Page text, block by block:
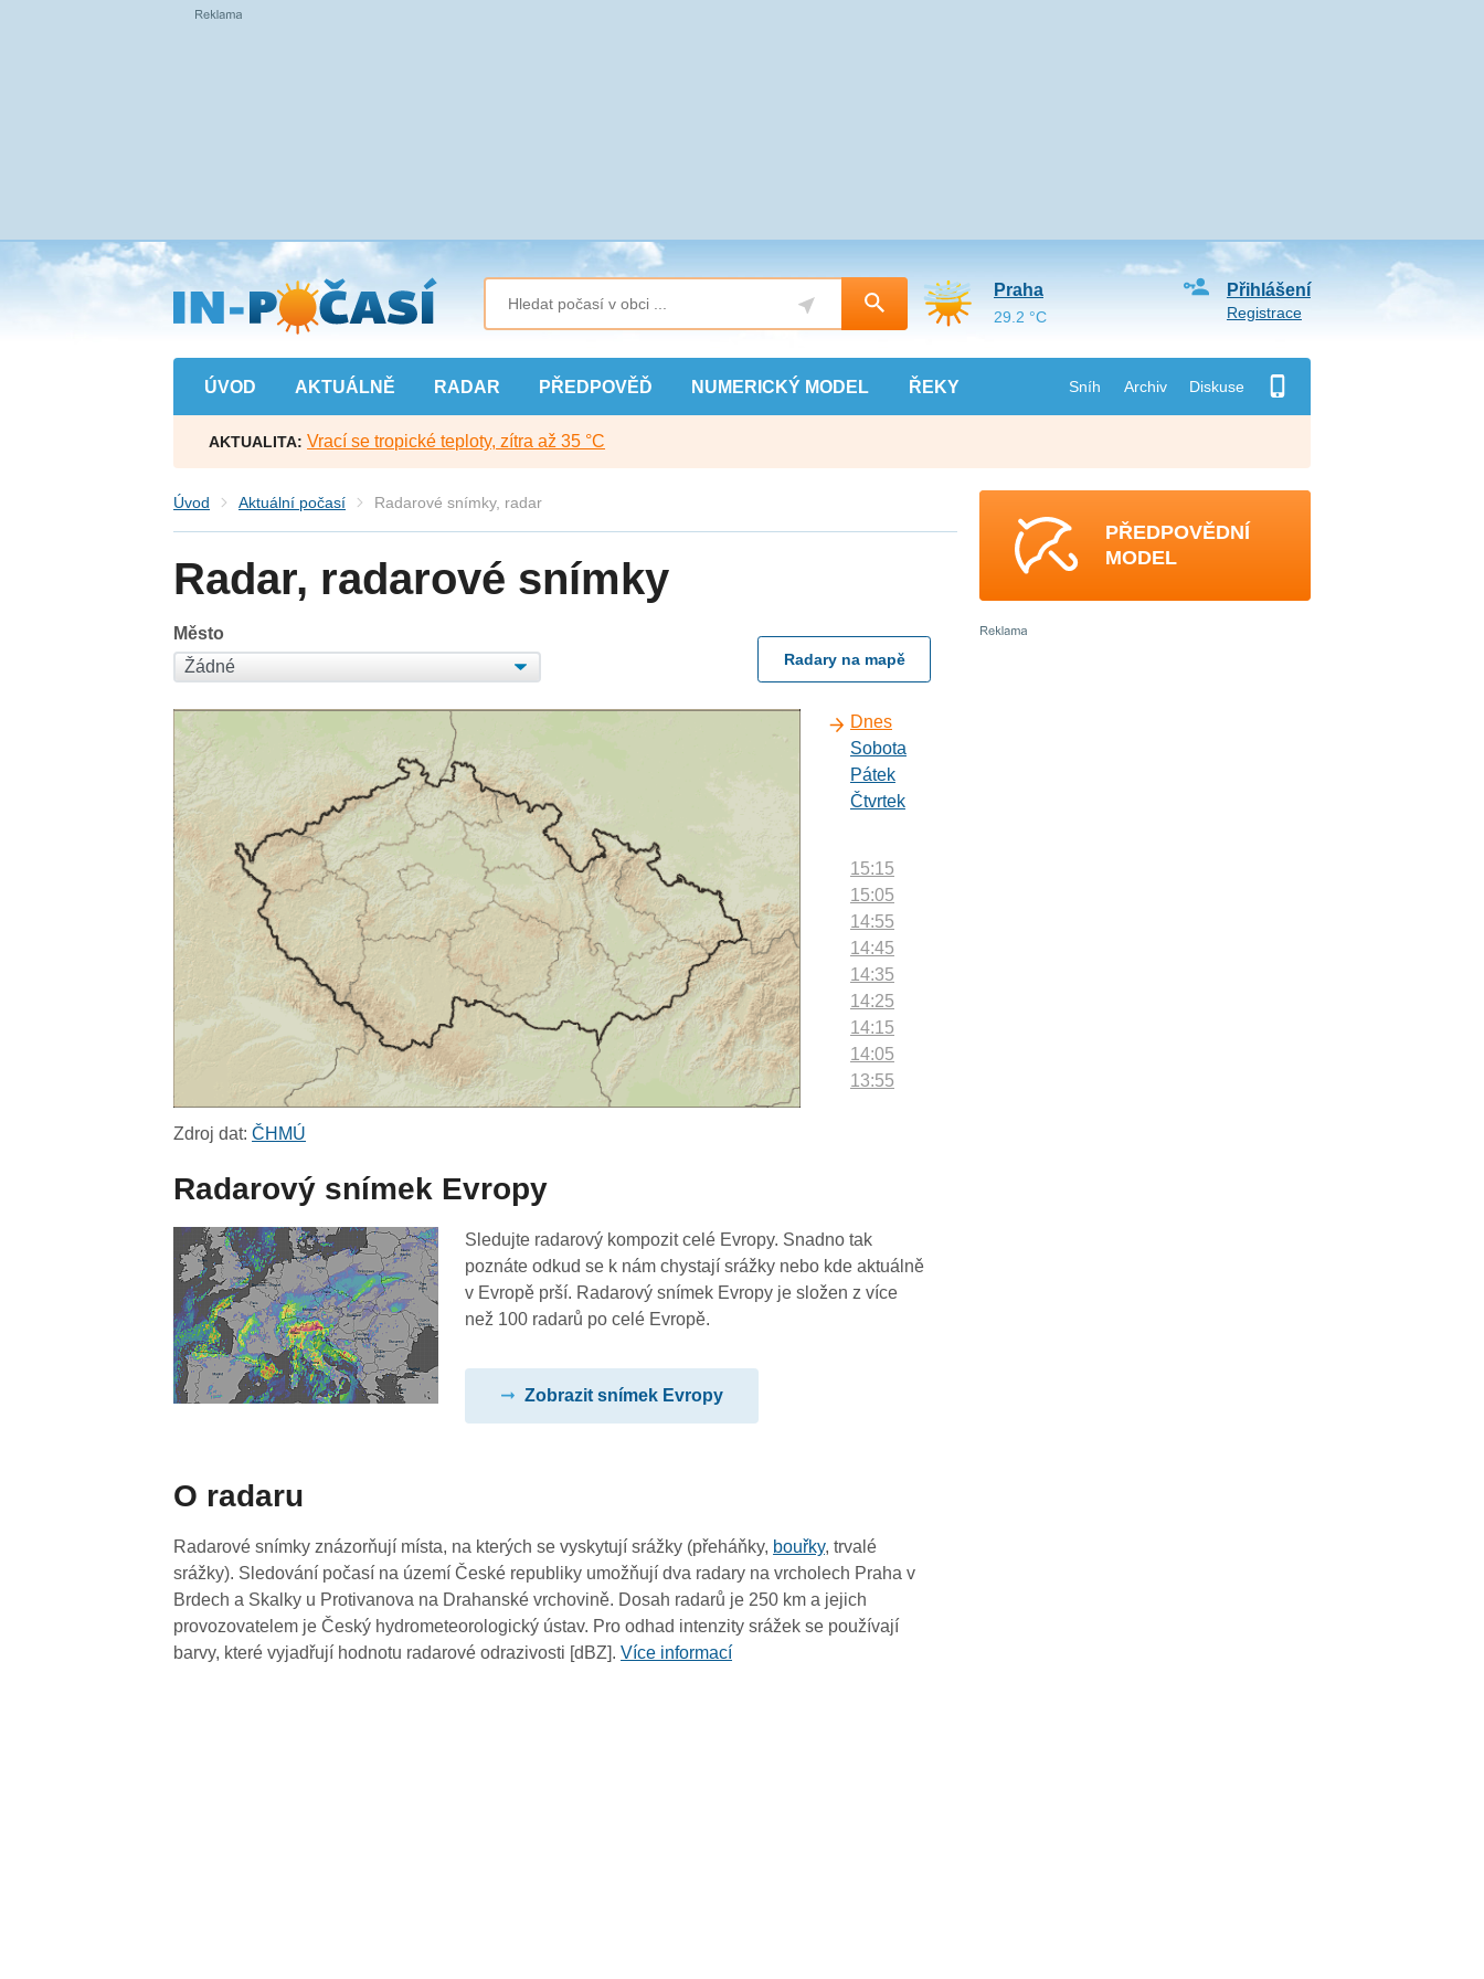
Přejít
na
hlavní
obsah
ÚVOD AKTUÁLNĚ RADAR PŘEDPOVĚĎ NUMERICKÝ MODEL ŘEKY Sníh Archiv Diskuse
Přihlášení
Registrace
Praha
29.2 °C
AKTUALITA: Vrací se tropické teploty, zítra až 35 °C
Úvod Aktuální počasí Radarové snímky, radar
Radar, radarové snímky
Město
Radary na mapě
Dnes
Sobota
Pátek
Čtvrtek
15:15
15:05
14:55
14:45
14:35
14:25
14:15
14:05
13:55
12:55
12:45
12:35
10:55
10:45
10:35
10:25
Zdroj dat:ČHMÚ
Radarový snímek Evropy
Sledujte radarový kompozit celé Evropy. Snadno tak
poznáte odkud se k nám chystají srážky nebo kde aktuálně
v Evropě prší. Radarový snímek Evropy je složen z více
než 100 radarů po celé Evropě.
Zobrazit snímek Evropy
O radaru
Radarové snímky znázorňují místa, na kterých se vyskytují srážky (přeháňky, bouřky, trvalé
srážky). Sledování počasí na území České republiky umožňují dva radary na vrcholech Praha v
Brdech a Skalky u Protivanova na Drahanské vrchovině. Dosah radarů je 250 km a jejich
provozovatelem je Český hydrometeorologický ústav. Pro odhad intenzity srážek se používají
barvy, které vyjadřují hodnotu radarové odrazivosti [dBZ].Více informací
PŘEDPOVĚDNÍ
MODEL